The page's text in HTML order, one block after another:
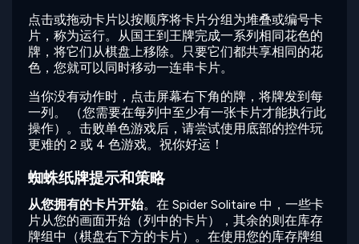
点击或拖动卡片以按顺序将卡片分组为堆叠或编号卡
片，称为运行。从国王到王牌完成一系列相同花色的
牌，将它们从棋盘上移除。只要它们都共享相同的花
色，您就可以同时移动一连串卡片。
当你没有动作时，点击屏幕右下角的牌，将牌发到每
一列。 （您需要在每列中至少有一张卡片才能执行此
操作）。击败单色游戏后，请尝试使用底部的控件玩
更难的 2 或 4 色游戏。祝你好运！
蜘蛛纸牌提示和策略
从您拥有的卡片开始。在 Spider Solitaire 中，一些卡
片从您的画面开始（列中的卡片），其余的则在库存
牌组中（棋盘右下方的卡片）。在使用您的库存牌组